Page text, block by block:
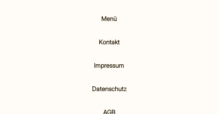
Menü
Kontakt
Impressum
Datenschutz
AGB